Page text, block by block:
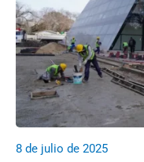
8 de julio de 2025